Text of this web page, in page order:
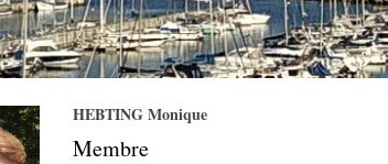
HEBTING Monique
Membre